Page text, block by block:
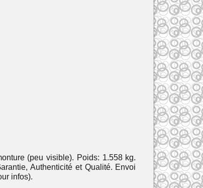
(peu visible). Poids: 1.558 kg.
Authenticité et Qualité. Envoi
infos).